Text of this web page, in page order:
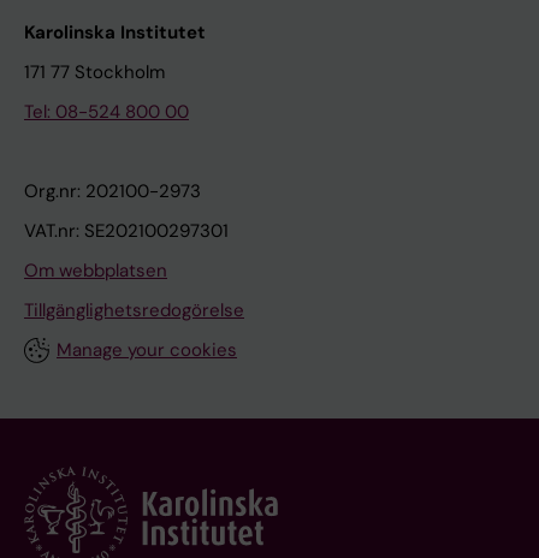
Karolinska Institutet
171 77 Stockholm
Tel: 08-524 800 00
Org.nr: 202100-2973
VAT.nr: SE202100297301
Om webbplatsen
Tillgänglighetsredogörelse
Manage your cookies